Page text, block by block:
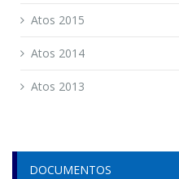
Atos 2015
Atos 2014
Atos 2013
DOCUMENTOS